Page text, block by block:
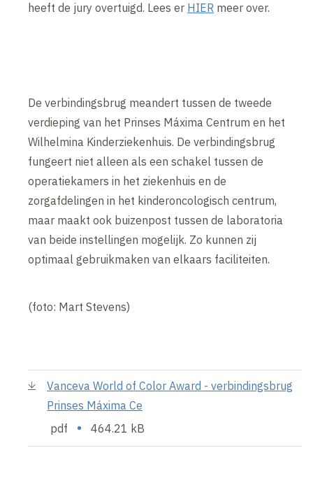
heeft de jury overtuigd. Lees er HIER meer over.
De verbindingsbrug meandert tussen de tweede
verdieping van het Prinses Máxima Centrum en het
Wilhelmina Kinderziekenhuis. De verbindingsbrug
fungeert niet alleen als een schakel tussen de
operatiekamers in het ziekenhuis en de
zorgafdelingen in het kinderoncologisch centrum,
maar maakt ook buizenpost tussen de laboratoria
van beide instellingen mogelijk. Zo kunnen zij
optimaal gebruikmaken van elkaars faciliteiten.
(foto: Mart Stevens)
Vanceva World of Color Award - verbindingsbrug
Prinses Máxima Ce
pdf
• 464.21 kB